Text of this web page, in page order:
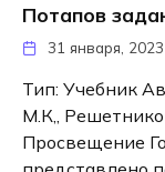
Потапов
31 января, 2023
Тип: Учебник
М.К,,
Просвещение